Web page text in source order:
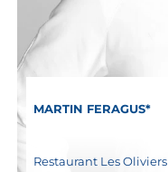
MARTIN FERAGUS*
Restaurant Les Oliviers